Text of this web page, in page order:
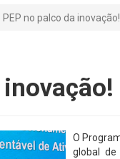
PEP no palco da inovação!
O
global